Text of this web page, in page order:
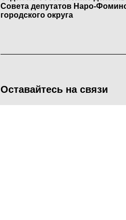
Совета депутатов Наро-
городского округа
Оставайтесь на связи